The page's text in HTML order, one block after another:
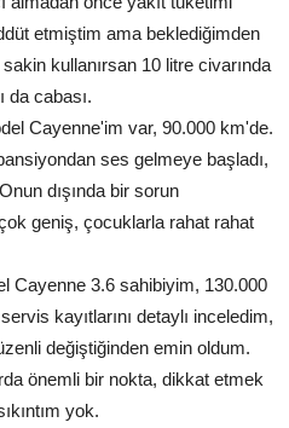
etmiştim ama beklediğimden
kullanırsan 10 litre civarında
da cabası.
Cayenne'im var, 90.000 km'de.
ses gelmeye başladı,
dışında bir sorun
geniş, çocuklarla rahat rahat
Cayenne 3.6 sahibiyim, 130.000
kayıtlarını detaylı inceledim,
değiştiğinden emin oldum.
önemli bir nokta, dikkat etmek
yok.